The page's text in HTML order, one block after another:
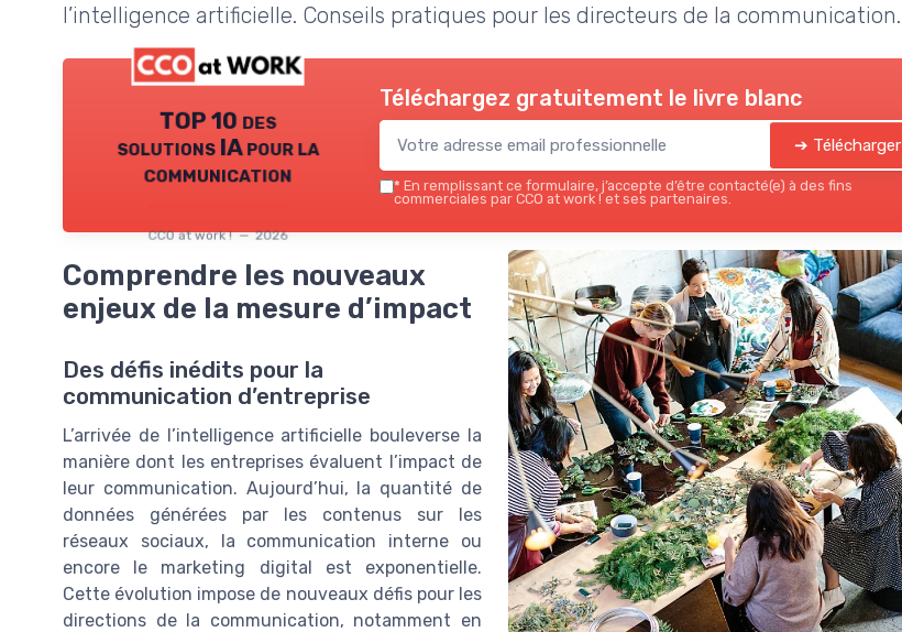
l’intelligence artificielle. Conseils pratiques pour les directeurs de la communication.
TOP 10 des
solutions IA pour la
communication
CCO at work ! — 2026
Téléchargez gratuitement le livre blanc
➔ Télécharger
* En remplissant ce formulaire, j’accepte d’être contacté(e) à des fins
commerciales par CCO at work ! et ses partenaires.
Comprendre les nouveaux
enjeux de la mesure d’impact
Des défis inédits pour la
communication d’entreprise
L’arrivée de l’intelligence artificielle bouleverse la
manière dont les entreprises évaluent l’impact de
leur communication. Aujourd’hui, la quantité de
données générées par les contenus sur les
réseaux sociaux, la communication interne ou
encore le marketing digital est exponentielle.
Cette évolution impose de nouveaux défis pour les
directions de la communication, notamment en